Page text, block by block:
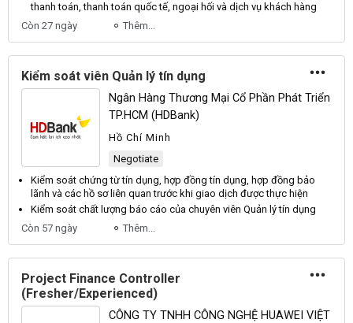
thanh toán, thanh toán quốc tế, ngoại hối và dịch vụ khách hàng
Còn 27 ngày
Thêm...
Kiểm soát viên Quản lý tín dụng
Ngân Hàng Thương Mại Cổ Phần Phát Triển
TP.HCM (HDBank)
Hồ Chí Minh
Negotiate
Kiểm soát chứng từtín dụng, hợp đồngtín dụng, hợp đồng bảo
lãnh và các hồ sơ liên quan trước khi giao dịch được thực hiện
Kiểm soát chất lượng báo cáo của chuyên viên Quản lýtín dụng
Còn 57 ngày
Thêm...
Project Finance Controller
(Fresher/Experienced)
CÔNG TY TNHH CÔNG NGHỆ HUAWEI VIỆT